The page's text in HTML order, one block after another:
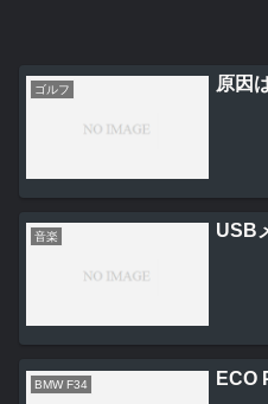
ゴルフ 原因
音楽 USB
BMW F34 ECO